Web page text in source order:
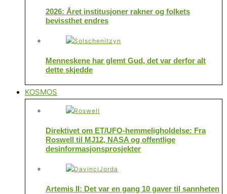
2026: Året institusjoner rakner og folkets
bevissthet endres
Menneskene har glemt Gud, det var derfor alt
dette skjedde
KOSMOS
Direktivet om ET/UFO-hemmeligholdelse: Fra
Roswell til MJ12, NASA og offentlige
desinformasjonsprosjekter
Artemis II: Det var en gang 10 gaver til sannheten